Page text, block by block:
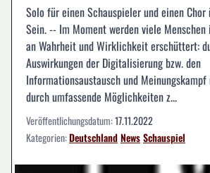
Solo für einen Schauspieler und einen
Sein. -- Im Moment werden viele
an Wahrheit und Wirklichkeit erschüttert:
Auswirkungen der Digitalisierung bzw. den
Informationsaustausch und
durch umfassende Möglichkeiten z...
Veröffentlichungsdatum:17.11.2022
Kategorien:DeutschlandNewsSchauspiel